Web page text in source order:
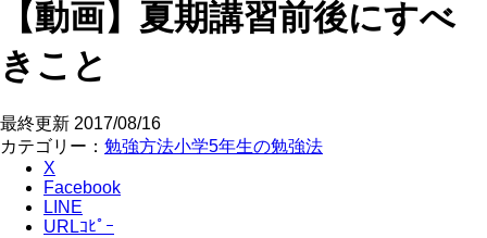
【動画】夏期講習前後にすべ
きこと
最終更新 2017/08/16
カテゴリー： 勉強方法小学5年生の勉強法
X
Facebook
LINE
URLｺﾋﾟｰ